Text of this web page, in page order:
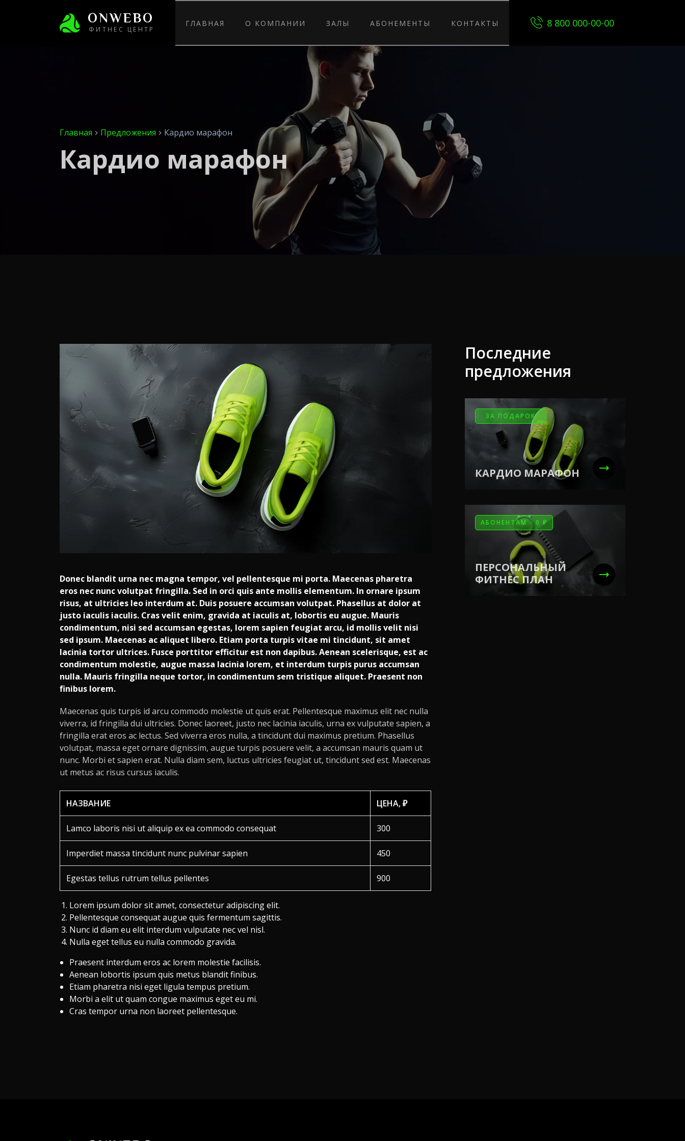
ONWEBO
ФИТНЕС ЦЕНТР
ГЛАВНАЯ О КОМПАНИИ ЗАЛЫ АБОНЕМЕНТЫ КОНТАКТЫ 8 800 000-00-00
Главная Предложения Кардио марафон
Кардио марафон
Donec blandit urna nec magna tempor, vel pellentesque mi porta. Maecenas pharetra
eros nec nunc volutpat fringilla. Sed in orci quis ante mollis elementum. In ornare ipsum
risus, at ultricies leo interdum at. Duis posuere accumsan volutpat. Phasellus at dolor at
justo iaculis iaculis. Cras velit enim, gravida at iaculis at, lobortis eu augue. Mauris
condimentum, nisi sed accumsan egestas, lorem sapien feugiat arcu, id mollis velit nisi
sed ipsum. Maecenas ac aliquet libero. Etiam porta turpis vitae mi tincidunt, sit amet
lacinia tortor ultrices. Fusce porttitor efficitur est non dapibus. Aenean scelerisque, est ac
condimentum molestie, augue massa lacinia lorem, et interdum turpis purus accumsan
nulla. Mauris fringilla neque tortor, in condimentum sem tristique aliquet. Praesent non
finibus lorem.
Maecenas quis turpis id arcu commodo molestie ut quis erat. Pellentesque maximus elit nec nulla
viverra, id fringilla dui ultricies. Donec laoreet, justo nec lacinia iaculis, urna ex vulputate sapien, a
fringilla erat eros ac lectus. Sed viverra eros nulla, a tincidunt dui maximus pretium. Phasellus
volutpat, massa eget ornare dignissim, augue turpis posuere velit, a accumsan mauris quam ut
nunc. Morbi et sapien erat. Nulla diam sem, luctus ultricies feugiat ut, tincidunt sed est. Maecenas
ut metus ac risus cursus iaculis.
НАЗВАНИЕ ЦЕНА, ₽
Lamco laboris nisi ut aliquip ex ea commodo consequat 300
Imperdiet massa tincidunt nunc pulvinar sapien 450
Egestas tellus rutrum tellus pellentes 900
Lorem ipsum dolor sit amet, consectetur adipiscing elit.
Pellentesque consequat augue quis fermentum sagittis.
Nunc id diam eu elit interdum vulputate nec vel nisl.
Nulla eget tellus eu nulla commodo gravida.
Praesent interdum eros ac lorem molestie facilisis.
Aenean lobortis ipsum quis metus blandit finibus.
Etiam pharetra nisi eget ligula tempus pretium.
Morbi a elit ut quam congue maximus eget eu mi.
Cras tempor urna non laoreet pellentesque.
Последние
предложения
ЗА ПОДАРОК
КАРДИО МАРАФОН
АБОНЕНТАМ - 0 ₽
ПЕРСОНАЛЬНЫЙ
ФИТНЕС ПЛАН